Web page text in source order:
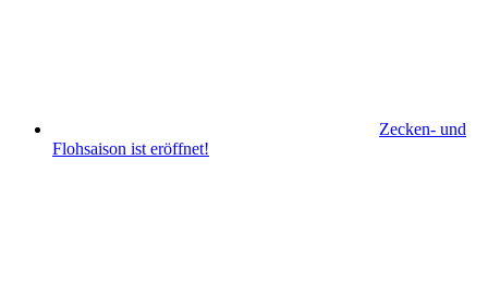
Zecken- und
Flohsaison ist eröffnet!